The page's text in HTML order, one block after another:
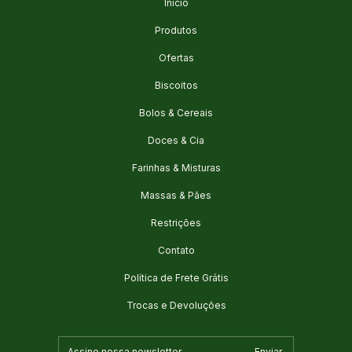
Início
Produtos
Ofertas
Biscoitos
Bolos & Cereais
Doces & Cia
Farinhas & Misturas
Massas & Pães
Restrições
Contato
Política de Frete Grátis
Trocas e Devoluções